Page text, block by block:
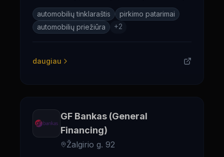
vairuotojams.
automobilių tinklaraštis
pirkimo patarimai
automobilių priežiūra
+2
daugiau
GF Bankas (General
Financing)
Žalgirio g. 92